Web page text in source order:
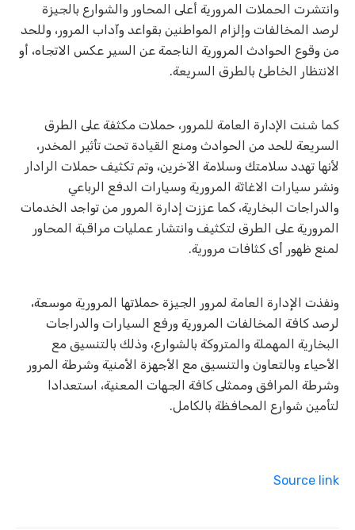
وانتشرت الحملات المرورية أعلى المحاور والشوارع بالجيزة
لرصد المخالفات وإلزام المواطنين بقواعد وآداب المرور، وللحد
من وقوع الحوادث المرورية الناجمة عن السير عكس الاتجاه، أو
الانتظار الخاطئ بالطرق السريعة.
كما شنت اﻹدارة العامة للمرور، حملات مكثفة على الطرق
السريعة للحد من الحوادث ومنع القيادة تحت تأثير المخدر،
لأنها تهدد سلامتك وسلامة الآخرين، وتم تكثيف حملات الرادار
ونشر سيارات الاغاثة المرورية وسيارات الدفع الرباعي
والدراجات البخارية، كما عززت إدارة المرور من تواجد الخدمات
المرورية على الطرق لتكثيف وانتشار عمليات مراقبة المحاور
لمنع ظهور أى كثافات مرورية.
ونفذت الإدارة العامة لمرور الجيزة حملاتها المرورية موسعة،
لرصد كافة المخالفات المرورية ورفع السيارات والدراجات
البخارية المهملة والمتروكة بالشوارع، وذلك بالتنسيق مع
الأحياء وبالتعاون والتنسيق مع الأجهزة الأمنية وشرطة المرور
وشرطة المرافق وممثلى كافة الجهات المعنية، استعدادا
لتأمين شوارع المحافظة بالكامل.
Source link